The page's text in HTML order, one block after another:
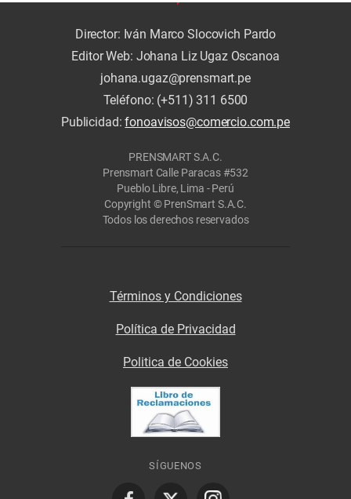
Director: Iván Marco Slocovich Pardo
Editor Web: Johana Liz Ugaz Oscanoa
johana.ugaz@prensmart.pe
Teléfono: (+511) 311 6500
Publicidad:fonoavisos@comercio.com.pe
PRENSMART S.A.C.
Prensmart Calle Paracas #532
Pueblo Libre, Lima - Perú
Copyright © PrenSmart S.A.C.
Todos los derechos reservados
Términos y Condiciones
Política de Privacidad
Politica de Cookies
SÍGUENOS